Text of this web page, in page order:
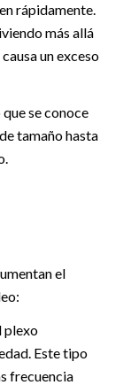
rápidamente.
más allá
un exceso
se conoce
tamaño hasta
el
plexo
Este tipo
frecuencia